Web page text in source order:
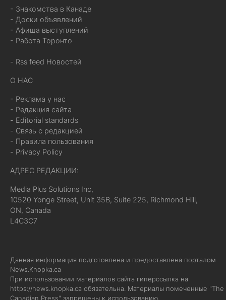
- Знакомства в Канаде
- Доски объявлений
- Афиша выступлений
- Работа Торонто
- Rss feed Новостей
О НАС
- Реклама у нас
- Редакция сайта
- Editorial standards
- Связь с редакцией
- Правила пользования
- Privacy Policy
АДРЕС РЕДАКЦИИ:
Media Plus Solutions Inc,
10520 Yonge Street, Unit 35B, Suite 225, Richmond Hill,
ON, Canada
L4C3C7
Данная информация подготовлена и предоставлена порталом
News.Knopka.ca
При использовании материалов сайта гиперссылка на
https://news.knopka.ca обязательна. Материалы помеченные "The
Canadian Press" запрещены к использованию.